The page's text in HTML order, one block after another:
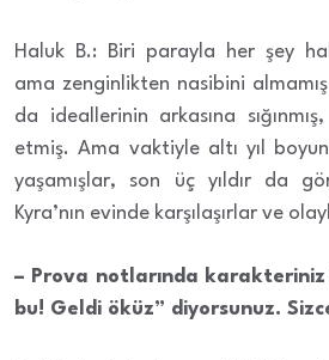
Haluk B.: Biri parayla her şey
ama zenginlikten nasibini
da ideallerinin arkasına
etmiş. Ama vaktiyle altı yıl
yaşamışlar, son üç yıldır da
Kyra’nın evinde karşılaşırlar ve
– Prova notlarında karakteriniz
bu! Geldi öküz” diyorsunuz.